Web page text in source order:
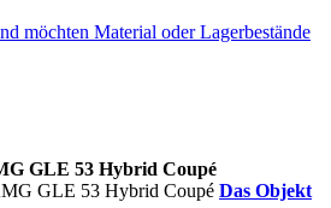
GLE 53 Hybrid Coupé
Das Objekt